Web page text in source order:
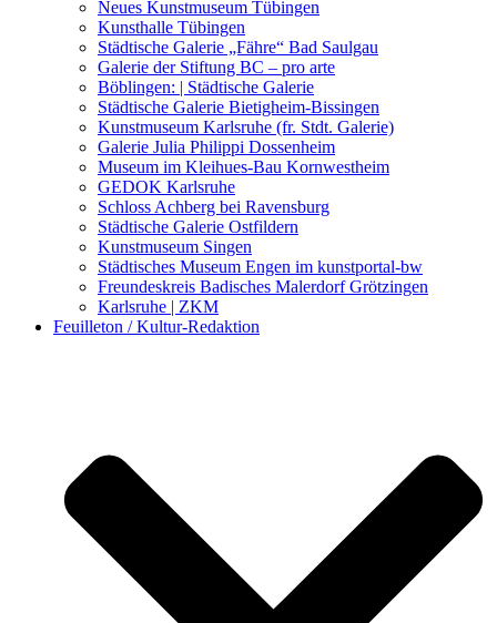
Kunstwettbewerbe, Ausschreibungen für Künstler
Neues Kunstmuseum Tübingen
Kunsthalle Tübingen
Städtische Galerie „Fähre“ Bad Saulgau
Galerie der Stiftung BC – pro arte
Böblingen: | Städtische Galerie
Städtische Galerie Bietigheim-Bissingen
Kunstmuseum Karlsruhe (fr. Stdt. Galerie)
Galerie Julia Philippi Dossenheim
Museum im Kleihues-Bau Kornwestheim
GEDOK Karlsruhe
Schloss Achberg bei Ravensburg
Städtische Galerie Ostfildern
Kunstmuseum Singen
Städtisches Museum Engen im kunstportal-bw
Freundeskreis Badisches Malerdorf Grötzingen
Karlsruhe | ZKM
Feuilleton / Kultur-Redaktion